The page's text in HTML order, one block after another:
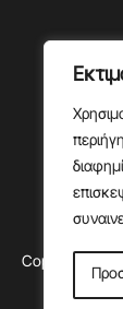
Copyright